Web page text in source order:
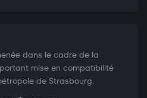
dans le cadre de la
mise en compatibilité
de Strasbourg.